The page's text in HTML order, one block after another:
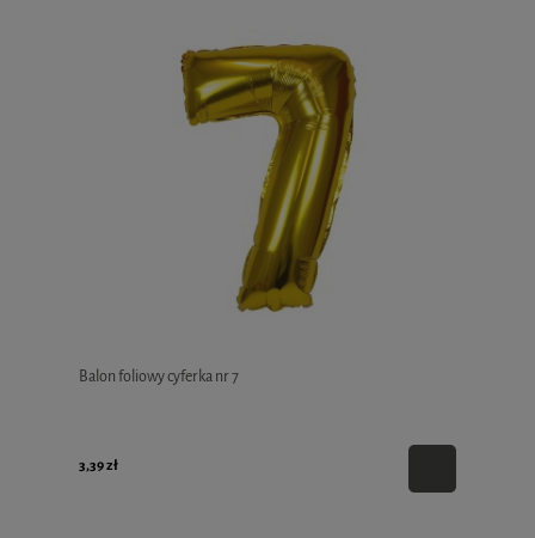
Balon foliowy cyferka nr 7
3,39 zł